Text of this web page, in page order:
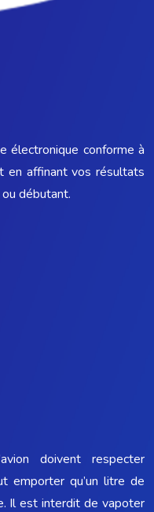
électronique conforme à
en affinant vos résultats
débutant.
doivent respecter
emporter qu’un litre de
Il est interdit de vapoter